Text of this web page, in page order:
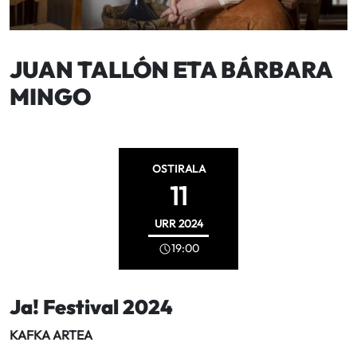
JUAN TALLÓN ETA BÁRBARA
MINGO
OSTIRALA
11
URR2024
19:00
Ja! Festival 2024
KAFKA ARTEA